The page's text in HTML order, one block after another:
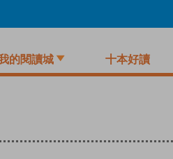
的閱讀城 十本好讀